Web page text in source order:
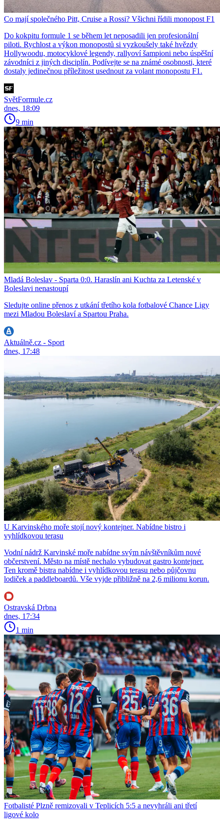
Co mají společného Pitt, Cruise a Rossi? Všichni řídili monopost F1
Do kokpitu formule 1 se během let neposadili jen profesionální
piloti. Rychlost a výkon monopostů si vyzkoušely také hvězdy
Hollywoodu, motocyklové legendy, rallyoví šampioni nebo úspěšní
závodníci z jiných disciplín. Podívejte se na známé osobnosti, které
dostaly jedinečnou příležitost usednout za volant monopostu F1.
SvětFormule.cz
dnes, 18:09
9 min
Mladá Boleslav - Sparta 0:0. Haraslín ani Kuchta za Letenské v
Boleslavi nenastoupí
Sledujte online přenos z utkání třetího kola fotbalové Chance Ligy
mezi Mladou Boleslaví a Spartou Praha.
Aktuálně.cz - Sport
dnes, 17:48
U Karvinského moře stojí nový kontejner. Nabídne bistro i
vyhlídkovou terasu
Vodní nádrž Karvinské moře nabídne svým návštěvníkům nové
občerstvení. Město na místě nechalo vybudovat gastro kontejner.
Ten kromě bistra nabídne i vyhlídkovou terasu nebo půjčovnu
lodiček a paddleboardů. Vše vyjde přibližně na 2,6 milionu korun.
Ostravská Drbna
dnes, 17:34
1 min
Fotbalisté Plzně remizovali v Teplicích 5:5 a nevyhráli ani třetí
ligové kolo